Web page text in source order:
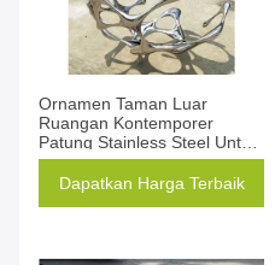
Ornamen Taman Luar
Ruangan Kontemporer
Patung Stainless Steel Untuk
Dekorasi Umum
Dapatkan Harga Terbaik